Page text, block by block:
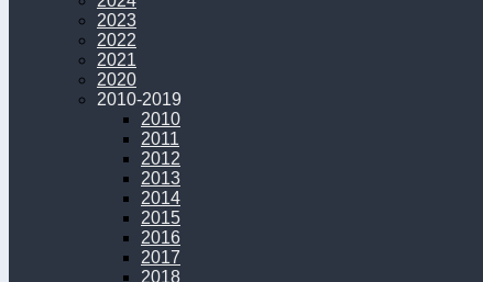
2023
2022
2021
2020
2010-2019
2010
2011
2012
2013
2014
2015
2016
2017
2018